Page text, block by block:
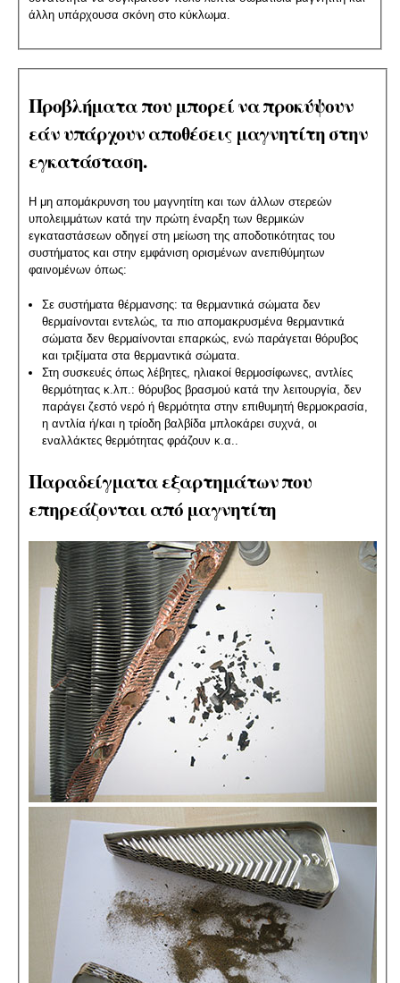
άλλη υπάρχουσα σκόνη στο κύκλωμα.
Προβλήματα που μπορεί να προκύψουν
εάν υπάρχουν αποθέσεις μαγνητίτη στην
εγκατάσταση.
Η μη απομάκρυνση του μαγνητίτη και των άλλων στερεών
υπολειμμάτων κατά την πρώτη έναρξη των θερμικών
εγκαταστάσεων οδηγεί στη μείωση της αποδοτικότητας του
συστήματος και στην εμφάνιση ορισμένων ανεπιθύμητων
φαινομένων όπως:
Σε συστήματα θέρμανσης: τα θερμαντικά σώματα δεν
θερμαίνονται εντελώς, τα πιο απομακρυσμένα θερμαντικά
σώματα δεν θερμαίνονται επαρκώς, ενώ παράγεται θόρυβος
και τριξίματα στα θερμαντικά σώματα.
Στη συσκευές όπως λέβητες, ηλιακοί θερμοσίφωνες, αντλίες
θερμότητας κ.λπ.: θόρυβος βρασμού κατά την λειτουργία, δεν
παράγει ζεστό νερό ή θερμότητα στην επιθυμητή θερμοκρασία,
η αντλία ή/και η τρίοδη βαλβίδα μπλοκάρει συχνά, οι
εναλλάκτες θερμότητας φράζουν κ.α..
Παραδείγματα εξαρτημάτων που
επηρεάζονται από μαγνητίτη